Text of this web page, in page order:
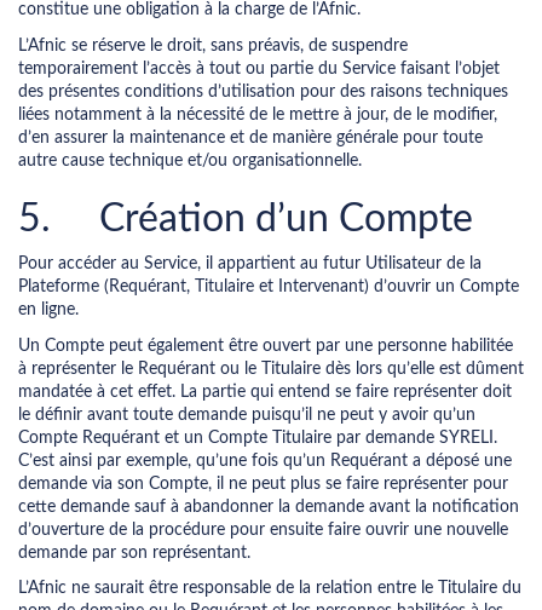
constitue une obligation à la charge de l’Afnic.
L’Afnic se réserve le droit, sans préavis, de suspendre
temporairement l’accès à tout ou partie du Service faisant l’objet
des présentes conditions d’utilisation pour des raisons techniques
liées notamment à la nécessité de le mettre à jour, de le modifier,
d’en assurer la maintenance et de manière générale pour toute
autre cause technique et/ou organisationnelle.
5. Création d’un Compte
Pour accéder au Service, il appartient au futur Utilisateur de la
Plateforme (Requérant, Titulaire et Intervenant) d’ouvrir un Compte
en ligne.
Un Compte peut également être ouvert par une personne habilitée
à représenter le Requérant ou le Titulaire dès lors qu’elle est dûment
mandatée à cet effet. La partie qui entend se faire représenter doit
le définir avant toute demande puisqu’il ne peut y avoir qu’un
Compte Requérant et un Compte Titulaire par demande SYRELI.
C’est ainsi par exemple, qu’une fois qu’un Requérant a déposé une
demande via son Compte, il ne peut plus se faire représenter pour
cette demande sauf à abandonner la demande avant la notification
d’ouverture de la procédure pour ensuite faire ouvrir une nouvelle
demande par son représentant.
L’Afnic ne saurait être responsable de la relation entre le Titulaire du